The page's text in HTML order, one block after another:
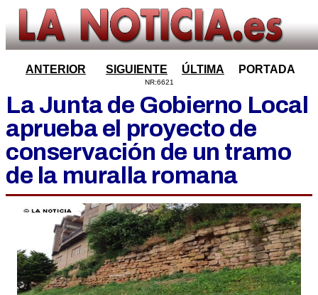
ANTERIOR SIGUIENTE ÚLTIMA PORTADA
NR:6621
La Junta de Gobierno Local
aprueba el proyecto de
conservación de un tramo
de la muralla romana